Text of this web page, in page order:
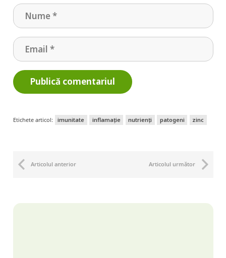
Publică comentariul
Etichete articol: imunitate inflamație nutrienți patogeni zinc
Articolul anterior Articolul următor